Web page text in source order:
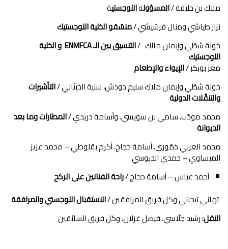
ملاك بن خليفة /المسؤولةاللوجستية
نزار طياشي ومنال فرشيشي /منسّقو الخلية اللوجستيك
خولة شطّي وإيمان مالك /التنسيق بين الـENMFCA و الخلية
اللوجستيك
معز بوبكر /الإيواء والإطعام
خولة شطّي وإيمان ملاك سليم دودش، سنية الخبثاني /التأشيرات
والتنقّلات الدولية
محمد مودّب، سامي بن سويسي، وأسامة دريدي /المطارات وما بعد
الديوانة
محمد العربي خمّوري، أسامة حجاج، أكرم بقلوطي – محمد عزيز
الميساوي – حمدي الدبوسي
أحمد عباس – أسامة حجاج /راحة الفنانين على الركح
تهاني تيجاني وكل فريق المرافقين /الاستقبال اللوجستي والمرافقة
النقل:رشيد جلّاسي، فيصل غزلان، وكل فريق السائقين